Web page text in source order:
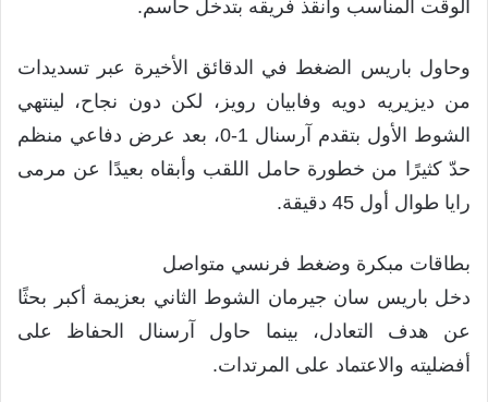
الوقت المناسب وأنقذ فريقه بتدخل حاسم.
وحاول باريس الضغط في الدقائق الأخيرة عبر تسديدات
من ديزيريه دويه وفابيان رويز، لكن دون نجاح، لينتهي
الشوط الأول بتقدم آرسنال 1-0، بعد عرض دفاعي منظم
حدّ كثيرًا من خطورة حامل اللقب وأبقاه بعيدًا عن مرمى
رايا طوال أول 45 دقيقة.
بطاقات مبكرة وضغط فرنسي متواصل
دخل باريس سان جيرمان الشوط الثاني بعزيمة أكبر بحثًا
عن هدف التعادل، بينما حاول آرسنال الحفاظ على
أفضليته والاعتماد على المرتدات.